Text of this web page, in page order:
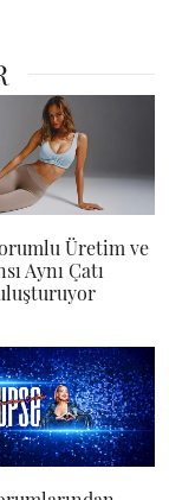
Üretim ve
Aynı Çatı